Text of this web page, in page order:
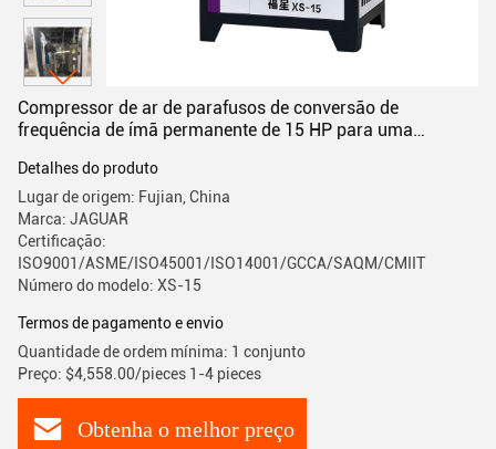
Compressor de ar de parafusos de conversão de
frequência de ímã permanente de 15 HP para uma
Detalhes do produto
Lugar de origem: Fujian, China
Marca: JAGUAR
Certificação:
ISO9001/ASME/ISO45001/ISO14001/GCCA/SAQM/CMIIT
Número do modelo: XS-15
Termos de pagamento e envio
Quantidade de ordem mínima: 1 conjunto
Preço: $4,558.00/pieces 1-4 pieces
Obtenha o melhor preço